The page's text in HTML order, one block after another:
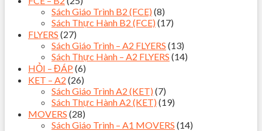
Sách Giáo Trình B2 (FCE) (8)
Sách Thực Hành B2 (FCE) (17)
FLYERS (27)
Sách Giáo Trình – A2 FLYERS (13)
Sách Thực Hành – A2 FLYERS (14)
HỎI – ĐÁP (6)
KET – A2 (26)
Sách Giáo Trình A2 (KET) (7)
Sách Thực Hành A2 (KET) (19)
MOVERS (28)
Sách Giáo Trình – A1 MOVERS (14)